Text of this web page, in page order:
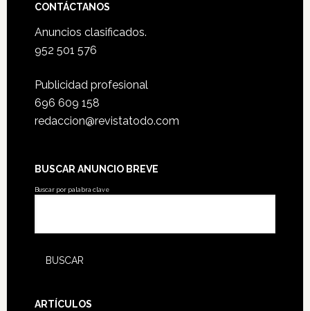
CONTÁCTANOS
Anuncios clasificados.
952 501 576
Publicidad profesional
696 609 158
redaccion@revistatodo.com
BUSCAR ANUNCIO BREVE
Buscar por palabra clave
ARTÍCULOS